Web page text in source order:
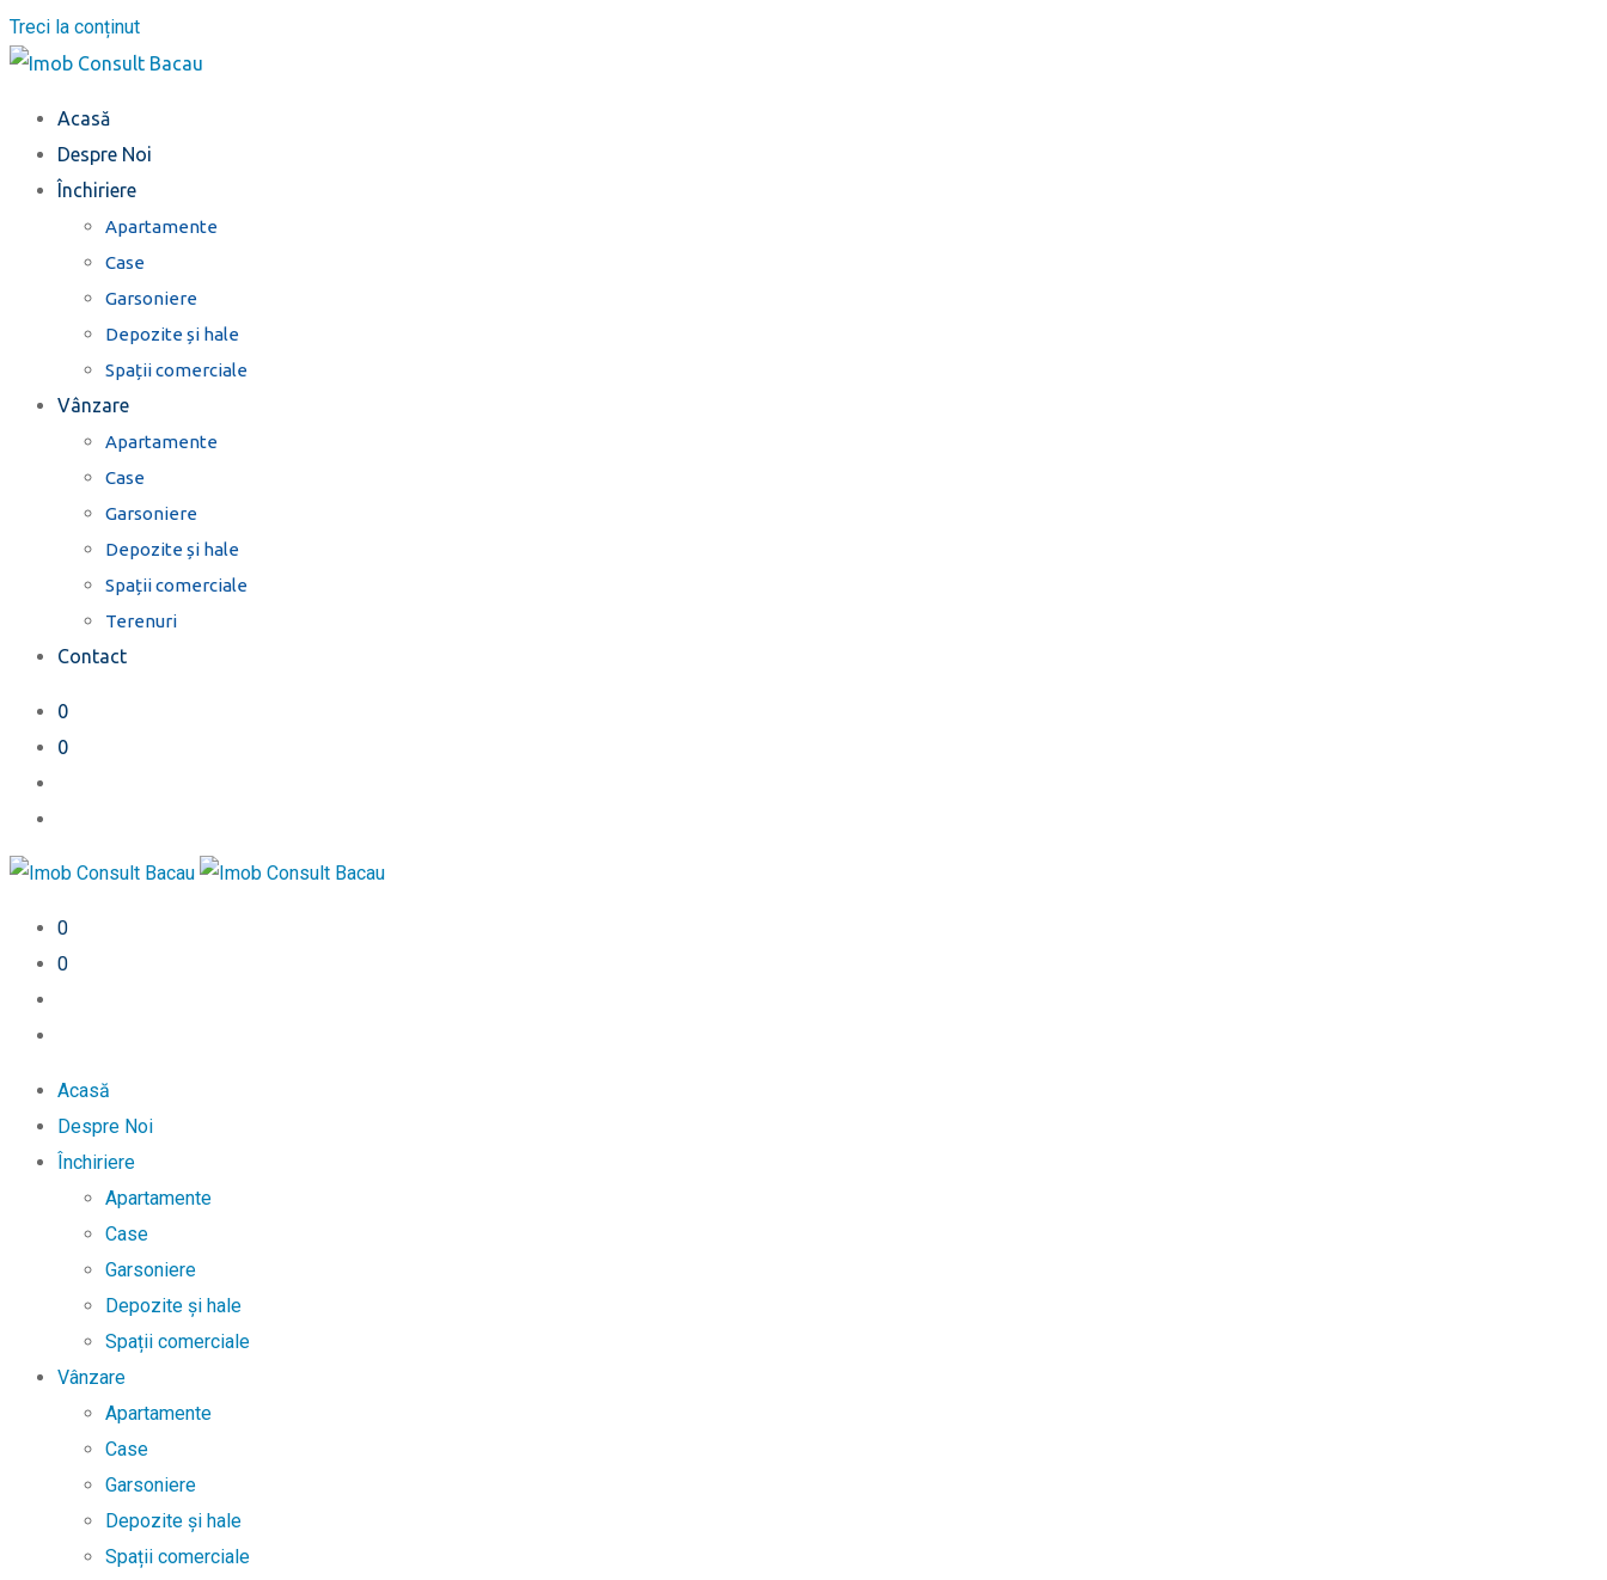
Treci la conținut
Acasă
Despre Noi
Închiriere
Apartamente
Case
Garsoniere
Depozite și hale
Spații comerciale
Vânzare
Apartamente
Case
Garsoniere
Depozite și hale
Spații comerciale
Terenuri
Contact
0
0
0
0
Acasă
Despre Noi
Închiriere
Apartamente
Case
Garsoniere
Depozite și hale
Spații comerciale
Vânzare
Apartamente
Case
Garsoniere
Depozite și hale
Spații comerciale